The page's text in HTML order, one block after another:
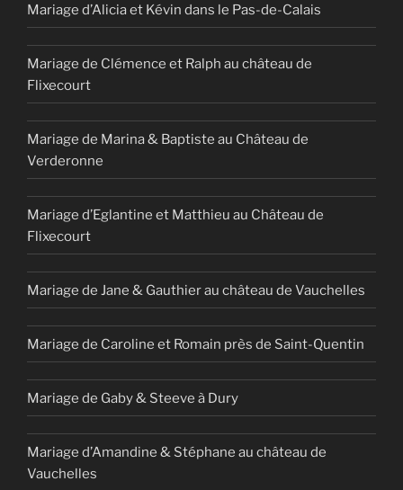
Mariage d’Alicia et Kévin dans le Pas-de-Calais
Mariage de Clémence et Ralph au château de
Flixecourt
Mariage de Marina & Baptiste au Château de
Verderonne
Mariage d’Eglantine et Matthieu au Château de
Flixecourt
Mariage de Jane & Gauthier au château de Vauchelles
Mariage de Caroline et Romain près de Saint-Quentin
Mariage de Gaby & Steeve à Dury
Mariage d’Amandine & Stéphane au château de
Vauchelles